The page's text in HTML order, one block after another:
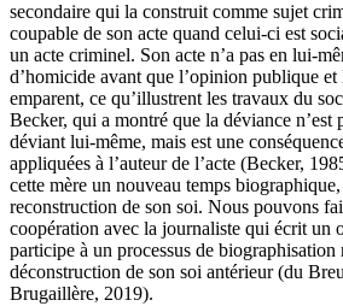
secondaire qui la construit comme sujet
coupable de son acte quand celui-ci est
un acte criminel. Son acte n’a pas en lui-
d’homicide avant que l’opinion publique et
emparent, ce qu’illustrent les travaux du
Becker, qui a montré que la déviance n’est
déviant lui-même, mais est une
appliquées à l’auteur de l’acte (Becker,
cette mère un nouveau temps
reconstruction de son soi. Nous pouvons
coopération avec la journaliste qui écrit un
participe à un processus de biographisation
déconstruction de son soi antérieur (du
Brugaillère, 2019).